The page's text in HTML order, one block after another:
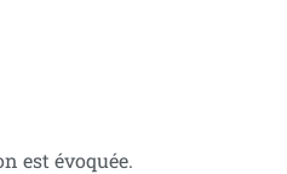
est évoquée.